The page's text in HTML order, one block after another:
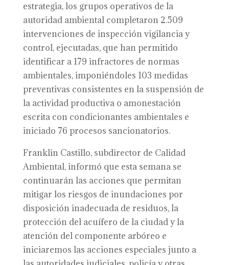
estrategia, los grupos operativos de la
autoridad ambiental completaron 2.509
intervenciones de inspección vigilancia y
control, ejecutadas, que han permitido
identificar a 179 infractores de normas
ambientales, imponiéndoles 103 medidas
preventivas consistentes en la suspensión de
la actividad productiva o amonestación
escrita con condicionantes ambientales e
iniciado 76 procesos sancionatorios.
Franklin Castillo, subdirector de Calidad
Ambiental, informó que esta semana se
continuarán las acciones que permitan
mitigar los riesgos de inundaciones por
disposición inadecuada de residuos, la
protección del acuífero de la ciudad y la
atención del componente arbóreo e
iniciaremos las acciones especiales junto a